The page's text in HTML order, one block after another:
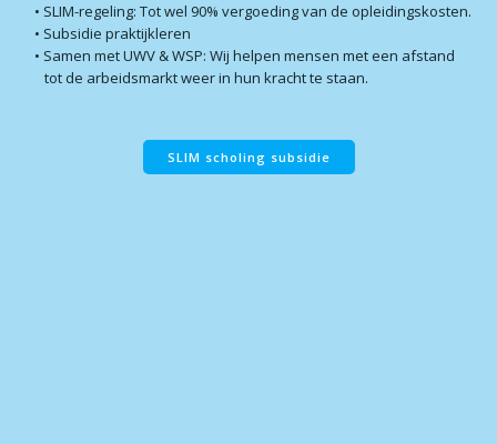
SLIM-regeling: Tot wel 90% vergoedingvan de opleidingskosten.
Subsidie praktijkleren
Samen met UWV & WSP: Wij helpen mensen met een afstand
tot de arbeidsmarkt weer in hun kracht te staan.
SLIM scholing subsidie